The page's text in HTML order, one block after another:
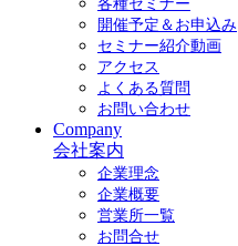
各種セミナー
開催予定＆お申込み
セミナー紹介動画
アクセス
よくある質問
お問い合わせ
Company
会社案内
企業理念
企業概要
営業所一覧
お問合せ